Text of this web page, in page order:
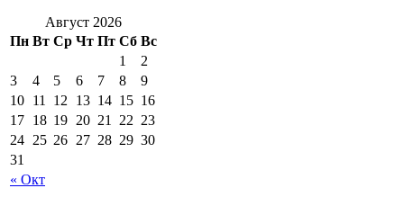
Август 2026
Пн Вт Ср Чт Пт Сб Вс
« Окт
1
2
3
4 5 6 7 8
9
10 11 12 13 14 15 16
17 18 19 20 21 22 23
24 25 26 27 28 29 30
31